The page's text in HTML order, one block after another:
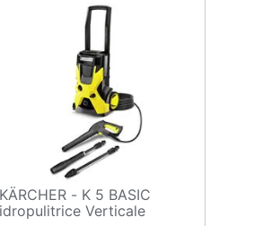
KÄRCHER - K 5 BASIC
idropulitrice Verticale